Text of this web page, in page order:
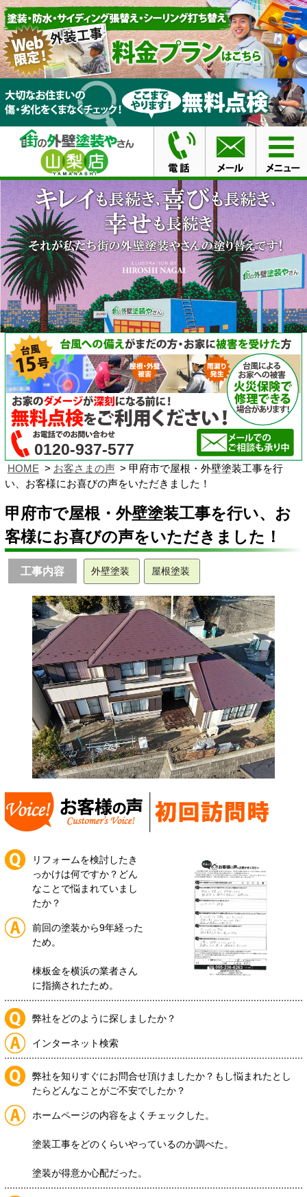
0120-937-577
HOME お客さまの声
甲府市で屋根・外壁塗装工事を行
い、お客様にお喜びの声をいただきました！
甲府市で屋根・外壁塗装工事を行い、お
客様にお喜びの声をいただきました！
工事内容 外壁塗装 屋根塗装
リフォームを検討したき
っかけは何ですか？どん
なことで悩まれていまし
たか？
前回の塗装から9年経った
ため。
棟板金を横浜の業者さん
に指摘されたため。
弊社をどのように探しましたか？
インターネット検索
弊社を知りすぐにお問合せ頂けましたか？もし悩まれたとし
たらどんなことがご不安でしたか？
ホームページの内容をよくチェックした。
塗装工事をどのくらいやっているのか調べた。
塗装が得意か心配だった。